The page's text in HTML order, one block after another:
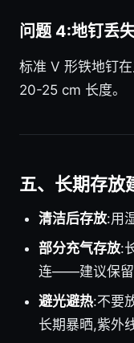
问题 4:地钉丢
标准 V 形铁地钉
20-25 cm 长度。
五、长期存放
清洁后存放:用
部分充气存放:
连——建议保留
避光避热:不要
长期暴晒,紫外